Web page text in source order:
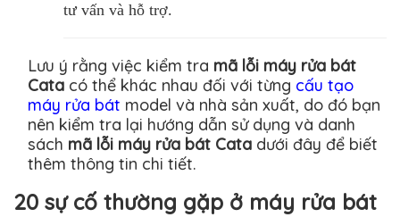
tư vấn và hỗ trợ.
Lưu ý rằng việc kiểm tra mã lỗi máy rửa bát
Cata có thể khác nhau đối với từng cấu tạo
máy rửa bát model và nhà sản xuất, do đó bạn
nên kiểm tra lại hướng dẫn sử dụng và danh
sách mã lỗi máy rửa bát Cata dưới đây để biết
thêm thông tin chi tiết.
20 sự cố thường gặp ở máy rửa bát